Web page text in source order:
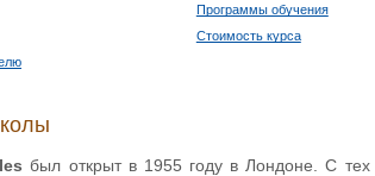
Программы обучения
Стоимость курса
был открыт в 1955 году в Лондоне. С